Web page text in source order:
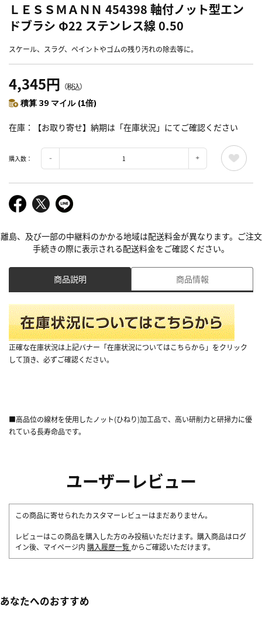
ＬＥＳＳＭＡＮＮ 454398 軸付ノット型エン
ドブラシ Φ22 ステンレス線 0.50
スケール、スラグ、ペイントやゴムの残り汚れの除去等に。
4,345円 （税込）
積算 39 マイル (1倍)
在庫 【お取り寄せ】納期は「在庫状況」にてご確認ください
購入数：
離島、及び一部の中継料のかかる地域は配送料金が異なります。ご注文
手続きの際に表示される配送料金をご確認ください。
商品説明 商品情報
正確な在庫状況は上記バナー「在庫状況についてはこちらから」をクリック
して頂き、必ずご確認ください。
■高品位の線材を使用したノット(ひねり)加工品で、高い研削力と研掃力に優
れている長寿命品です。
ユーザーレビュー
この商品に寄せられたカスタマーレビューはまだありません。
レビューはこの商品を購入した方のみ投稿いただけます。購入商品はログ
イン後、マイページ内 購入履歴一覧 からご確認いただけます。
あなたへのおすすめ